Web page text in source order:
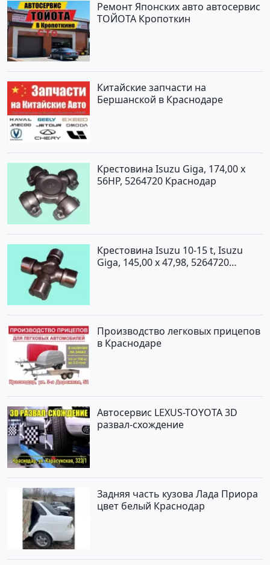
Ремонт Японских авто автосервис
ТОЙОТА Кропоткин
Китайские запчасти на
Бершанской в Краснодаре
Крестовина Isuzu Giga, 174,00 x
56HP, 5264720 Краснодар
Крестовина Isuzu 10-15 t, Isuzu
Giga, 145,00 x 47,98, 5264720
Производство легковых прицепов
в Краснодаре
Автосервис LEXUS-TOYOTA 3D
развал-схождение
Задняя часть кузова Лада Приора
цвет белый Краснодар